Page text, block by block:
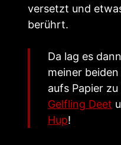
versetzt und
berührt.
Da lag es
meiner
aufs Papier
Gelfling Deet
Hup!